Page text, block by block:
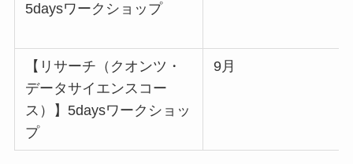
5daysワークショップ
【リサーチ（クオンツ・
データサイエンスコー
ス）】5daysワークショッ
プ
9月